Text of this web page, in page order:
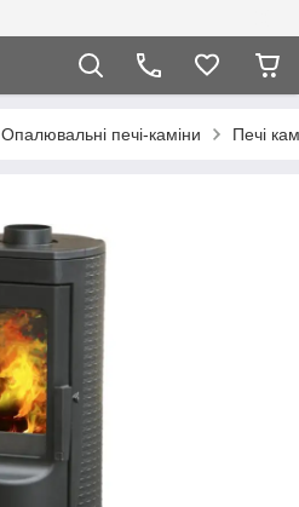
Опалювальні печі-каміни Печі